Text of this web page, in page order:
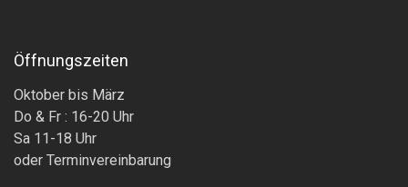
Öffnungszeiten
Oktober bis März
Do & Fr : 16-20 Uhr
Sa 11-18 Uhr
oder Terminvereinbarung